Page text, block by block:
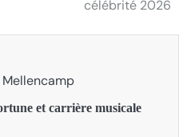
célébrité 2026
et carrière musicale